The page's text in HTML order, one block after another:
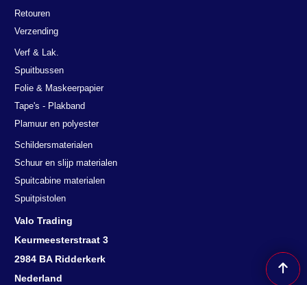
Retouren
Verzending
Verf & Lak.
Spuitbussen
Folie & Maskeerpapier
Tape's - Plakband
Plamuur en polyester
Schildersmaterialen
Schuur en slijp materialen
Spuitcabine materialen
Spuitpistolen
Valo Trading
Keurmeesterstraat 3
2984 BA Ridderkerk
Nederland